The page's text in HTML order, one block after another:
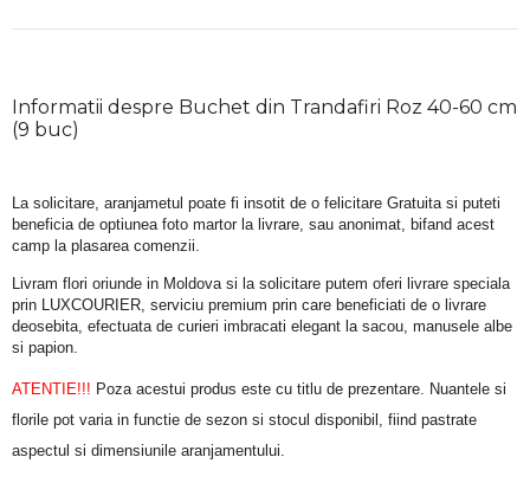
Informatii despre Buchet din Trandafiri Roz 40-60 cm
(9 buc)
La solicitare, aranjametul poate fi insotit de o felicitare Gratuita si puteti
beneficia de optiunea foto martor la livrare, sau anonimat, bifand acest
camp la plasarea comenzii.
Livram flori oriunde in Moldova si la solicitare putem oferi livrare speciala
prin LUXCOURIER, serviciu premium prin care beneficiati de o livrare
deosebita, efectuata de curieri imbracati elegant la sacou, manusele albe
si papion.
ATENTIE!!! Poza acestui produs este cu titlu de prezentare. Nuantele si
florile pot varia in functie de sezon si stocul disponibil, fiind pastrate
aspectul si dimensiunile aranjamentului.